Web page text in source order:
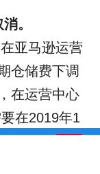
。
亚马逊运营
仓储费下调
在运营中心
在2019年1